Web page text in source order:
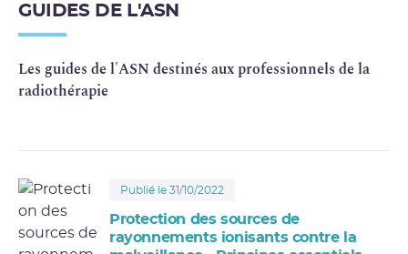
GUIDES DE L'ASN
Les guides de l'ASN destinés aux professionnels de la
radiothérapie
Publié le 31/10/2022
Protection des sources de
rayonnements ionisants contre la